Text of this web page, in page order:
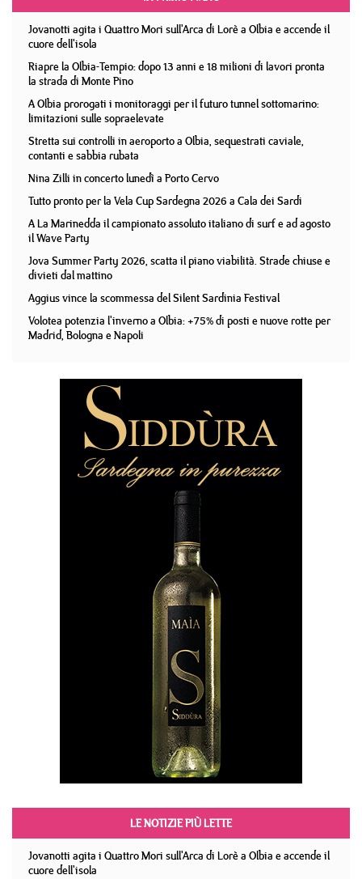
Jovanotti agita i Quattro Mori sull'Arca di Lorè a Olbia e accende il
cuore dell'isola
Riapre la Olbia-Tempio: dopo 13 anni e 18 milioni di lavori pronta
la strada di Monte Pino
A Olbia prorogati i monitoraggi per il futuro tunnel sottomarino:
limitazioni sulle sopraelevate
Stretta sui controlli in aeroporto a Olbia, sequestrati caviale,
contanti e sabbia rubata
Nina Zilli in concerto lunedì a Porto Cervo
Tutto pronto per la Vela Cup Sardegna 2026 a Cala dei Sardi
A La Marinedda il campionato assoluto italiano di surf e ad agosto
il Wave Party
Jova Summer Party 2026, scatta il piano viabilità. Strade chiuse e
divieti dal mattino
Aggius vince la scommessa del Silent Sardinia Festival
Volotea potenzia l'inverno a Olbia: +75% di posti e nuove rotte per
Madrid, Bologna e Napoli
LE NOTIZIE PIÙ LETTE
Jovanotti agita i Quattro Mori sull'Arca di Lorè a Olbia e accende il
cuore dell'isola